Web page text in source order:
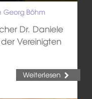
Georg Böhm
Dr. Daniele
Vereinigten
Weiterlesen